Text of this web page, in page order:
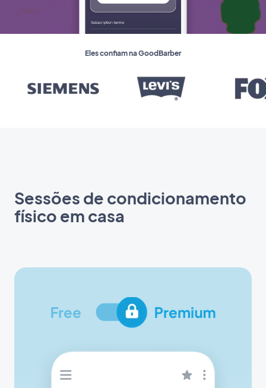
Eles confiam na GoodBarber
Sessões de condicionamento
físico em casa